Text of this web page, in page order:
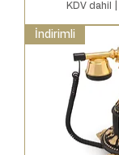
KDV dahil
İndirimli